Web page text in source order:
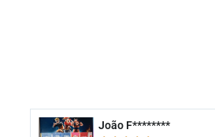
João F********